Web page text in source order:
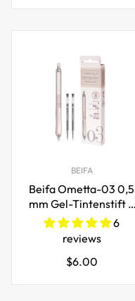
BEIFA
Beifa Ometta-03 0,5
mm Gel-Tintenstift –
1 Stift mit 2
Nachfüllungen
6
reviews
Regulärer
$6.00